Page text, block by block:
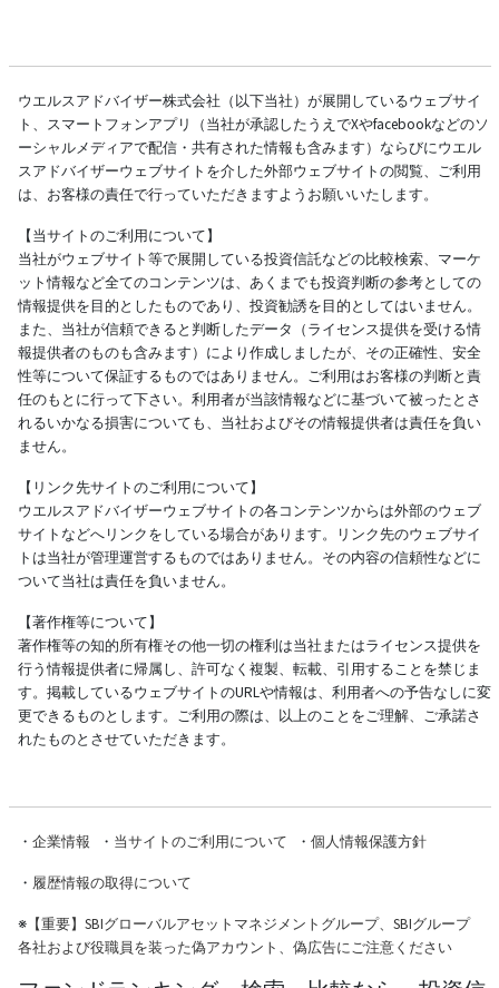
ウエルスアドバイザー株式会社（以下当社）が展開しているウェブサイ
ト、スマートフォンアプリ（当社が承認したうえでXやfacebookなどのソ
ーシャルメディアで配信・共有された情報も含みます）ならびにウエル
スアドバイザーウェブサイトを介した外部ウェブサイトの閲覧、ご利用
は、お客様の責任で行っていただきますようお願いいたします。
【当サイトのご利用について】
当社がウェブサイト等で展開している投資信託などの比較検索、マーケ
ット情報など全てのコンテンツは、あくまでも投資判断の参考としての
情報提供を目的としたものであり、投資勧誘を目的としてはいません。
また、当社が信頼できると判断したデータ（ライセンス提供を受ける情
報提供者のものも含みます）により作成しましたが、その正確性、安全
性等について保証するものではありません。ご利用はお客様の判断と責
任のもとに行って下さい。利用者が当該情報などに基づいて被ったとさ
れるいかなる損害についても、当社およびその情報提供者は責任を負い
ません。
【リンク先サイトのご利用について】
ウエルスアドバイザーウェブサイトの各コンテンツからは外部のウェブ
サイトなどへリンクをしている場合があります。リンク先のウェブサイ
トは当社が管理運営するものではありません。その内容の信頼性などに
ついて当社は責任を負いません。
【著作権等について】
著作権等の知的所有権その他一切の権利は当社またはライセンス提供を
行う情報提供者に帰属し、許可なく複製、転載、引用することを禁じま
す。掲載しているウェブサイトのURLや情報は、利用者への予告なしに変
更できるものとします。ご利用の際は、以上のことをご理解、ご承諾さ
れたものとさせていただきます。
・ 企業情報 ・ 当サイトのご利用について ・ 個人情報保護方針
・ 履歴情報の取得について
※【重要】SBIグローバルアセットマネジメントグループ、SBIグループ
各社および役職員を装った偽アカウント、偽広告にご注意ください